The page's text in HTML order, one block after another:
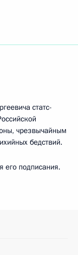
статс-
чрезвычайным
бедствий.
его подписания.